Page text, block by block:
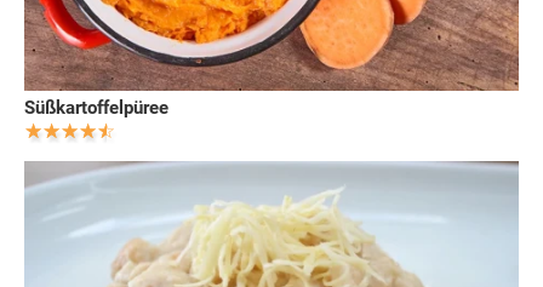
Süßkartoffelpüree